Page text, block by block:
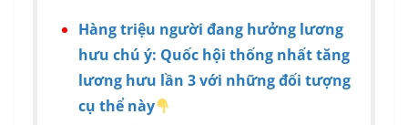
Hàng triệu người đang hưởng lương
hưu chú ý: Quốc hội thống nhất tăng
lương hưu lần 3 với những đối tượng
cụ thể này